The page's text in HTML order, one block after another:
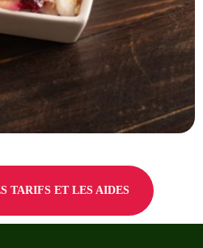
TARIFS ET LES AIDES